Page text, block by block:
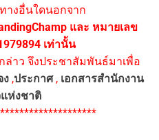
างอื่นใดนอกจาก
และ หมายเลข
เท่านั้น
ล่าว จึงประชาสัมพันธ์มาเพื่อ
ง ,ประกาศ, เอกสารสำนักงาน
ห่งชาติ